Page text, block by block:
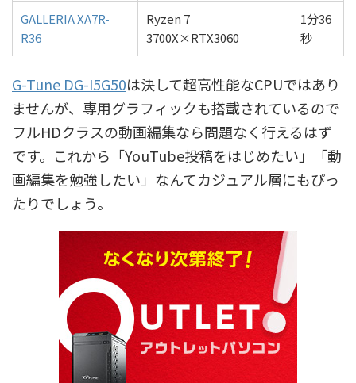
GALLERIA XA7R-
R36
Ryzen 7
3700X×RTX3060
1分36
秒
G-Tune DG-I5G50は決して超高性能なCPUではあり
ませんが、専用グラフィックも搭載されているので
フルHDクラスの動画編集なら問題なく行えるはず
です。これから「YouTube投稿をはじめたい」「動
画編集を勉強したい」なんてカジュアル層にもぴっ
たりでしょう。